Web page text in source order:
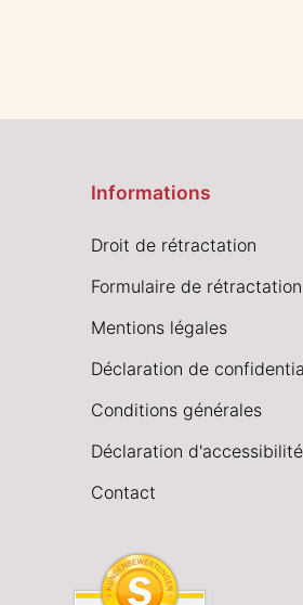
Informations
Droit de rétractation
Formulaire de rétractation
Mentions légales
Déclaration de
Conditions générales
Déclaration d'accessibilité
Contact